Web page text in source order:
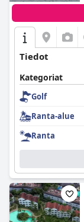
Tiedot
Kategoriat
Golf
Ranta-alue
Ranta